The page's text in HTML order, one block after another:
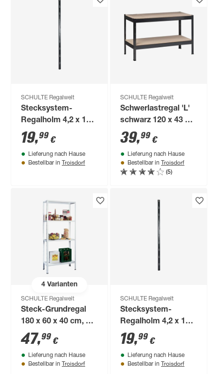
SCHULTE Regalwelt
Stecksystem-
Regalholm 4,2 x 195
x 2,8 cm
19,99 €
Lieferung nach Hause
Bestellbar in Troisdorf
SCHULTE Regalwelt
Schwerlastregal 'L'
schwarz 120 x 43 x
40 cm, 2 Böden à
150 kg
39,99 €
Lieferung nach Hause
Bestellbar in Troisdorf
(5)
4Varianten
SCHULTE Regalwelt
Steck-Grundregal
180 x 60 x 40 cm, 4
Böden, weiß,
Tragkraft 260 kg
47,99 €
Lieferung nach Hause
Bestellbar in Troisdorf
SCHULTE Regalwelt
Stecksystem-
Regalholm 4,2 x 105
x 2,8 cm
19,99 €
Lieferung nach Hause
Bestellbar in Troisdorf